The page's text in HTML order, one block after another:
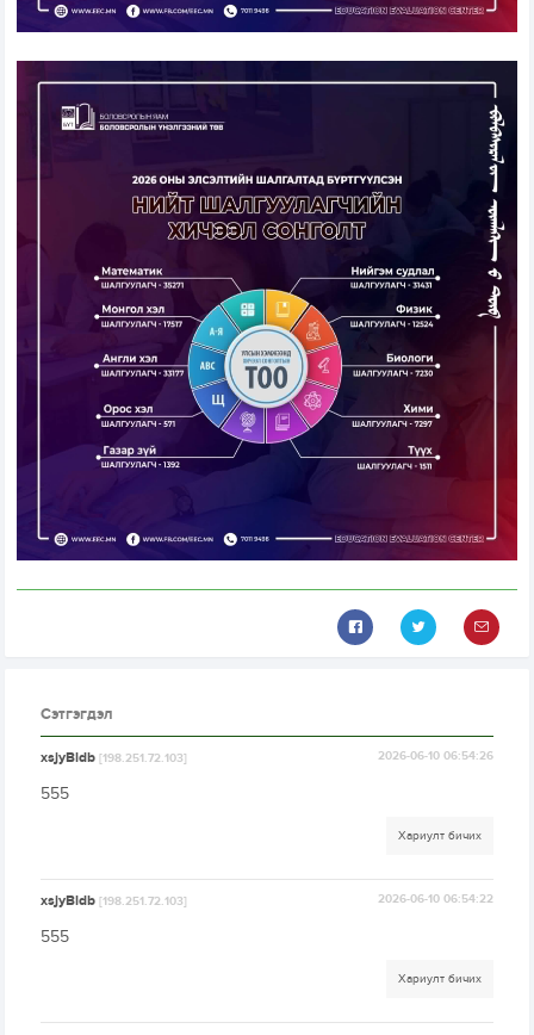
Сэтгэгдэл
xsjyBldb[198.251.72.103] 2026-06-10 06:54:26
555
Хариулт бичих
xsjyBldb[198.251.72.103] 2026-06-10 06:54:22
555
Хариулт бичих